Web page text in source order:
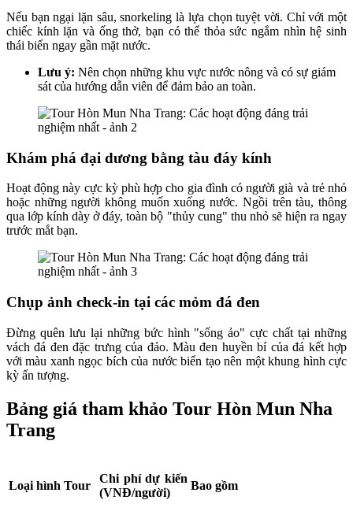
Nếu bạn ngại lặn sâu, snorkeling là lựa chọn tuyệt vời. Chỉ với một
chiếc kính lặn và ống thở, bạn có thể thỏa sức ngắm nhìn hệ sinh
thái biển ngay gần mặt nước.
Lưu ý: Nên chọn những khu vực nước nông và có sự giám
sát của hướng dẫn viên để đảm bảo an toàn.
Khám phá đại dương bằng tàu đáy kính
Hoạt động này cực kỳ phù hợp cho gia đình có người già và trẻ nhỏ
hoặc những người không muốn xuống nước. Ngồi trên tàu, thông
qua lớp kính dày ở đáy, toàn bộ "thủy cung" thu nhỏ sẽ hiện ra ngay
trước mắt bạn.
Chụp ảnh check-in tại các mỏm đá đen
Đừng quên lưu lại những bức hình "sống ảo" cực chất tại những
vách đá đen đặc trưng của đảo. Màu đen huyền bí của đá kết hợp
với màu xanh ngọc bích của nước biển tạo nên một khung hình cực
kỳ ấn tượng.
Bảng giá tham khảo Tour Hòn Mun Nha
Trang
Loại hình Tour
Chi phí dự kiến
(VNĐ/người)
Bao gồm